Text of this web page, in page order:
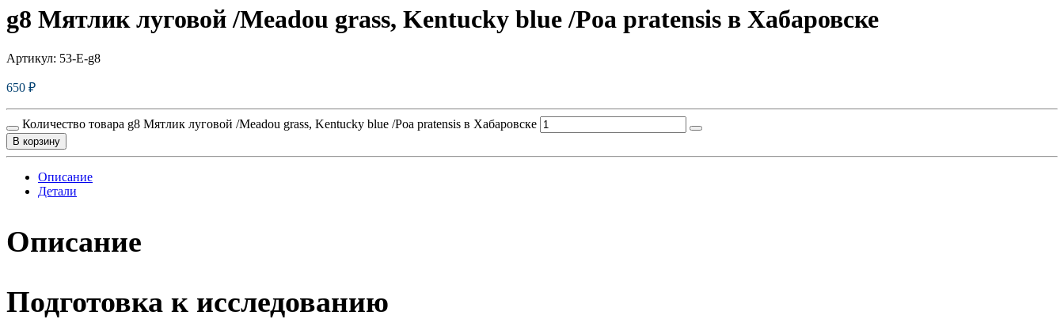
g8 Мятлик луговой /Meadou grass, Kentucky blue /Poa pratensis в Хабаровске
Артикул: 53-E-g8
650 ₽
Количество товара g8 Мятлик луговой /Meadou grass, Kentucky blue /Poa pratensis в Хабаровске
В корзину
Описание
Детали
Описание
Подготовка к исследованию